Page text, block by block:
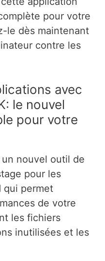
pour votre
le dès maintenant
contre les
avec
le nouvel
pour votre
nouvel outil de
pour les
qui permet
de votre
les fichiers
inutilisées et les